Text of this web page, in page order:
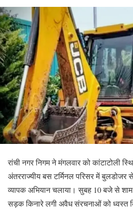
रांची नगर निगम ने मंगलवार को कांटाटोली
अंतरराज्यीय बस टर्मिनल परिसर में
व्यापक अभियान चलाया। सुबह 10 बजे से
सड़क किनारे लगी अवैध संरचनाओं को ध्वस्त